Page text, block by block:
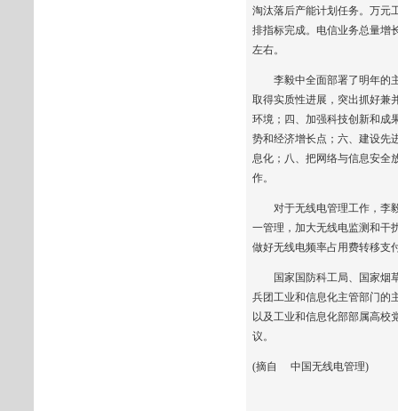
淘汰落后产能计划任务。万元
排指标完成。电信业务总量增
左右。
李毅中全面部署了明年的主
取得实质性进展，突出抓好兼
环境；四、加强科技创新和成
势和经济增长点；六、建设先
息化；八、把网络与信息安全
作。
对于无线电管理工作，李毅
一管理，加大无线电监测和干
做好无线电频率占用费转移支
国家国防科工局、国家烟草
兵团工业和信息化主管部门的
以及工业和信息化部部属高校
议。
(摘自 中国无线电管理)